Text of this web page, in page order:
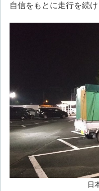
自信をもとに走行を続け
日